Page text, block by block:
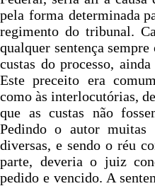
pela forma determinada
regimento do tribunal.
qualquer sentença
custas do processo,
Este preceito era
como às interlocutórias,
que as custas não
Pedindo o autor muitas
diversas, e sendo o réu
parte, deveria o juiz
pedido e vencido. A